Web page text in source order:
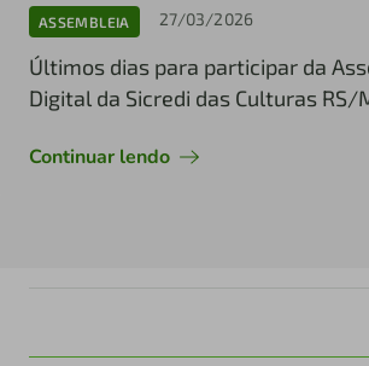
ASSEMBLEIA 27/03/2026
Últimos dias para participar da
Digital da Sicredi das Culturas RS/
Continuar lendo